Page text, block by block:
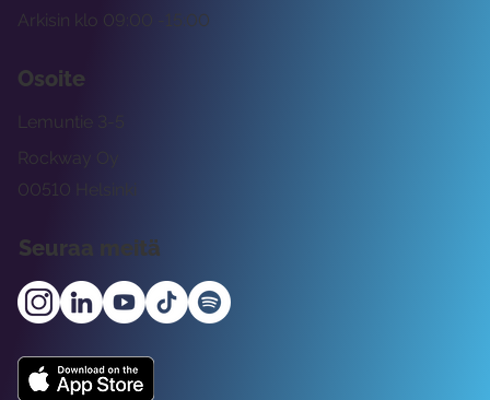
Arkisin klo 09:00 -15:00
Osoite
Rockway Oy
Lemuntie 3-5
00510 Helsinki
Seuraa meitä